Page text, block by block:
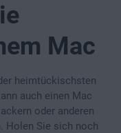
Mac
heimtückischsten
auch einen Mac
oder anderen
Holen Sie sich noch